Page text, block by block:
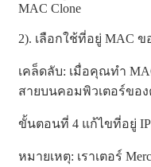
MAC Clone
2). เลือกใช้ที่อยู่ MAC
เคล็ดลับ: เมื่อคุณทำ
สายบนคอมพิวเตอร์ขอ
ขั้นตอนที่ 4 แก้ไขที่อยู่ IP
หมายเหตุ: เราเตอร์